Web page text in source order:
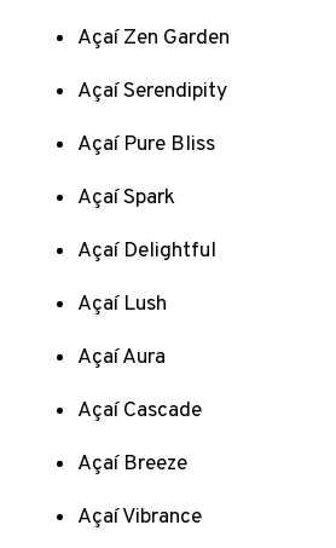
Açaí Zen Garden
Açaí Serendipity
Açaí Pure Bliss
Açaí Spark
Açaí Delightful
Açaí Lush
Açaí Aura
Açaí Cascade
Açaí Breeze
Açaí Vibrance